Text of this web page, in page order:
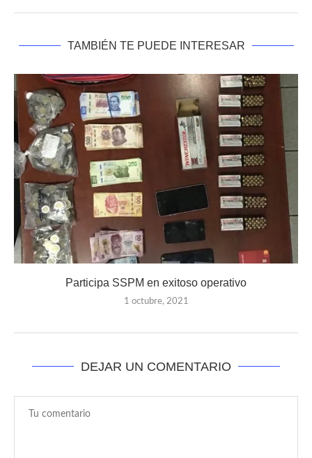
TAMBIÉN TE PUEDE INTERESAR
Participa SSPM en exitoso operativo
1 octubre, 2021
DEJAR UN COMENTARIO